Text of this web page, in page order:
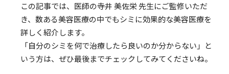
この記事では、医師の寺井 美佐栄 先生にご監修いただ
き、数ある美容医療の中でもシミに効果的な美容医療を
詳しく紹介します。
「自分のシミを何で治療したら良いのか分からない」と
いう方は、ぜひ最後までチェックしてみてくださいね。